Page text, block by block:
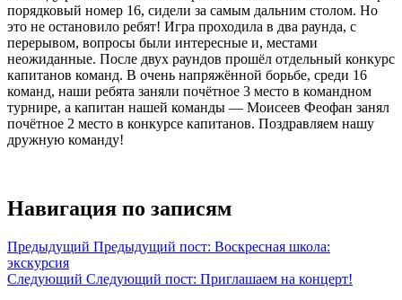
порядковый номер 16, сидели за самым дальним столом. Но
это не остановило ребят! Игра проходила в два раунда, с
перерывом, вопросы были интересные и, местами
неожиданные. После двух раундов прошёл отдельный конкурс
капитанов команд. В очень напряжённой борьбе, среди 16
команд, наши ребята заняли почётное 3 место в командном
турнире, а капитан нашей команды — Моисеев Феофан занял
почётное 2 место в конкурсе капитанов. Поздравляем нашу
дружную команду!
Навигация по записям
Предыдущий Предыдущий пост: Воскресная школа:
экскурсия
Следующий Следующий пост: Приглашаем на концерт!